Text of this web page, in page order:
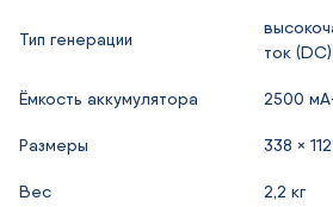
Тип генерации
ток (DC)
Ёмкость аккумулятора 2500
Размеры 338 ×
Вес 2,2 кг